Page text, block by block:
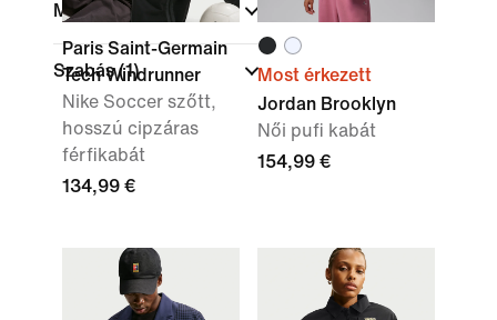
Márka
Szabás(1)
Paris Saint-Germain
Tech Windrunner
Nike Soccer szőtt,
hosszú cipzáras
férfikabát
134,99 €
Most érkezett
Jordan Brooklyn
Női pufi kabát
154,99 €